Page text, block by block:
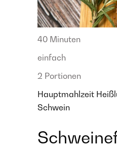
40 Minuten
einfach
2 Portionen
Hauptmahlzeit
Schwein